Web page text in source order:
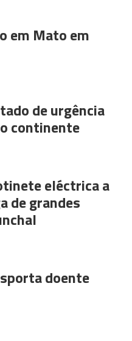
em Mato em
de urgência
continente
eléctrica a
de grandes
doente